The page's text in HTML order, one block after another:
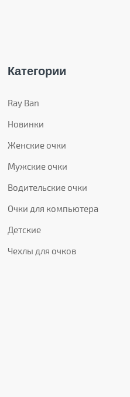
Категории
Ray Ban
Новинки
Женские очки
Мужские очки
Водительские очки
Очки для компьютера
Детские
Чехлы для очков